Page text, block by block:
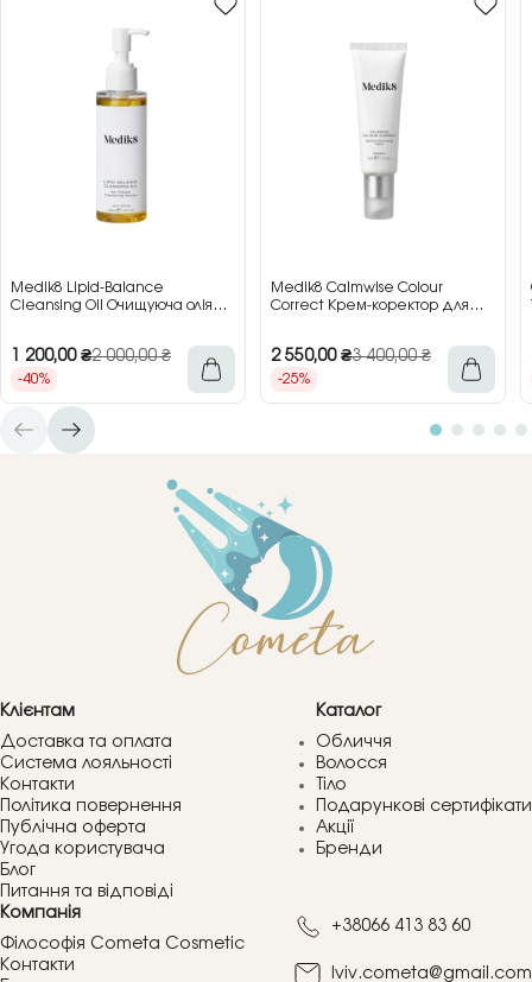
Medik8 Lipid-Balance
Cleansing Oil Очищуюча олія
1 200,00₴2 000,00₴
-40%
Medik8 Calmwise Colour
Correct Крем-коректор для
2 550,00₴3 400,00₴
-25%
Клієнтам
Доставка та оплата
Система лояльності
Контакти
Політика повернення
Публічна оферта
Угода користувача
Блог
Питання та відповіді
Каталог
Обличчя
Волосся
Тіло
Подарункові сертифікати
Акції
Бренди
Компанія
Філософія Cometa Cosmetic
Контакти
+38066 413 83 60
lviv.cometa@gmail.com